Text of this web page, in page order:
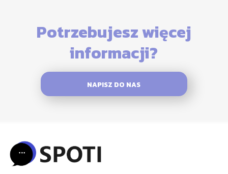
Potrzebujesz więcej
informacji?
NAPISZ DO NAS